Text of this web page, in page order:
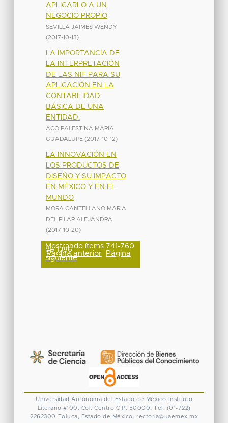
APLICARLO A UN
NEGOCIO PROPIO
SEVILLA JAIMES WENDY
(2017-10-13)
LA IMPORTANCIA DE
LA INTERPRETACIÓN
DE LAS NIF PARA SU
APLICACIÓN EN LA
CONTABILIDAD
BÁSICA DE UNA
ENTIDAD.
ACO PALESTINA MARIA
GUADALUPE (2017-10-12)
LA INNOVACIÓN EN
LOS PRODUCTOS DE
DISEÑO Y SU IMPACTO
EN MÉXICO Y EN EL
MUNDO
MORA CANTELLANO MARIA
DEL PILAR ALEJANDRA
(2017-10-20)
Mostrando ítems 741-760
de 1386
Página anterior Página
siguiente
Universidad Autónoma del Estado de México
Instituto
Literario #100. Col. Centro C.P. 50000. Tel. (01-722)
2262300 Toluca, Estado de México. rectoria@uaemex.mx